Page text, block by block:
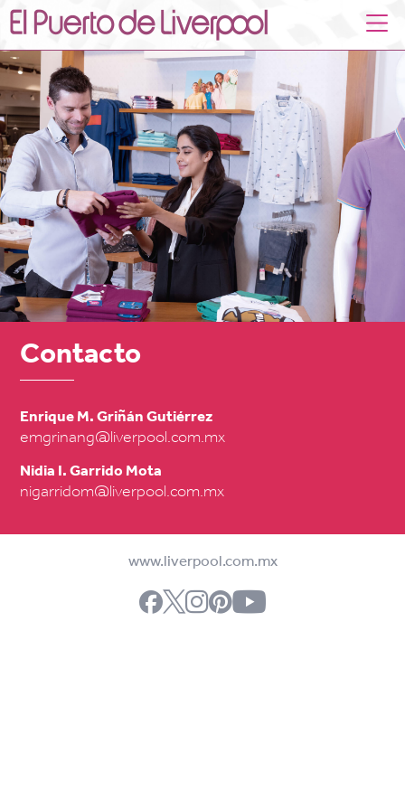
Contacto
Enrique M. Griñán Gutiérrez
emgrinang@liverpool.com.mx
Nidia I. Garrido Mota
nigarridom@liverpool.com.mx
www.liverpool.com.mx